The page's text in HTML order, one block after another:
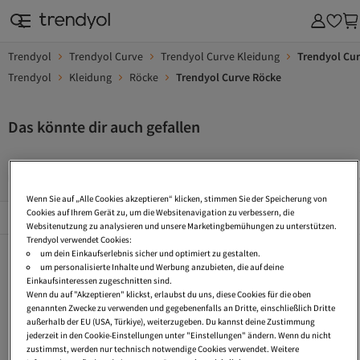
Trendyol Trendyol Curve Trendyol Curve Kleidung
Trendyol
Trendyol
Kleidung Röcke Trendyol Curve Röcke
Das könnte dir auch gefallen
Beliebte Seiten Alles Sehen
Skort Röcke Leder Röcke
Midirock Mit Schlitz
Denim Rock
Strickrock
Kurz Röcke
Spitze Röcke
Tüll Röcke
Wickelrock
Damen Baderock
Kleider Xxl
Wenn Sie auf „Alle Cookies akzeptieren“ klicken, stimmen Sie der Speicherung von
Cookies auf Ihrem Gerät zu, um die Websitenavigation zu verbessern, die
Websitenutzung zu analysieren und unsere Marketingbemühungen zu unterstützen.
Trendyol verwendet Cookies:
um dein Einkaufserlebnis sicher und optimiert zu gestalten.
um personalisierte Inhalte und Werbung anzubieten, die auf deine
Einkaufsinteressen zugeschnitten sind.
Wenn du auf "Akzeptieren" klickst, erlaubst du uns, diese Cookies für die oben
genannten Zwecke zu verwenden und gegebenenfalls an Dritte, einschließlich Dritte
außerhalb der EU (USA, Türkiye), weiterzugeben. Du kannst deine Zustimmung
jederzeit in den Cookie-Einstellungen unter "Einstellungen" ändern. Wenn du nicht
zustimmst, werden nur technisch notwendige Cookies verwendet. Weitere